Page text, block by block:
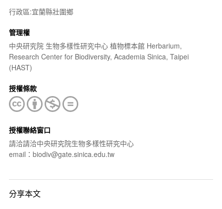
行政區:宜蘭縣壯圍鄉
管理權
中央研究院 生物多樣性研究中心 植物標本館 Herbarium,
Research Center for Biodiversity, Academia Sinica, Taipei
(HAST)
授權條款
授權聯絡窗口
請洽請洽中央研究院生物多樣性研究中心
email：biodiv@gate.sinica.edu.tw
分享本文